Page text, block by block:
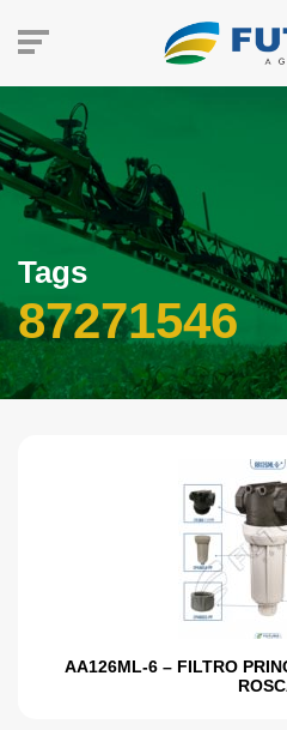
Tags
87271546
AA126ML-6 – FILTRO